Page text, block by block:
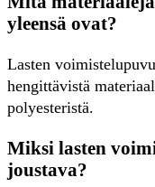
yleensä ovat?
Lasten
hengittävistä
polyesteristä.
Miksi lasten
joustava?